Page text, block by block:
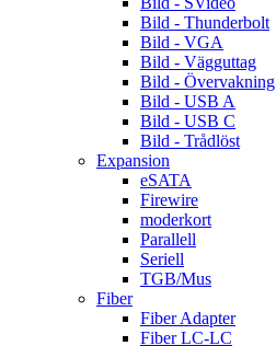
Bild - Thunderbolt
Bild - VGA
Bild - Vägguttag
Bild - Övervakning
Bild - USB A
Bild - USB C
Bild - Trådlöst
Expansion
eSATA
Firewire
moderkort
Parallell
Seriell
TGB/Mus
Fiber
Fiber Adapter
Fiber LC-LC